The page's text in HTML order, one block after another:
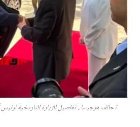
تحالف هرجيسا.. تفاصيل الزيارة التاريخية